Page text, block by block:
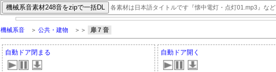
各素材は日本語タイトルです『懐中電灯・点灯01.mp3』など
機械系音 ＞ 公共・建物 ＞＞ 扉 7 音
自動ドア閉まる 自動ドア開く